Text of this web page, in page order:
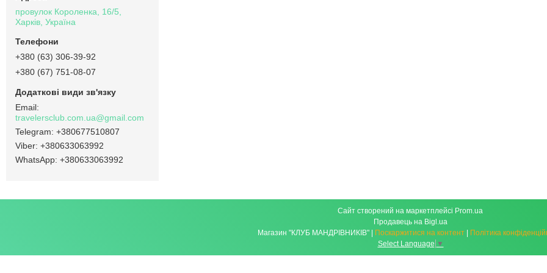
провулок Короленка, 16/5,
Харків, Україна
+380 (63) 306-39-92
+380 (67) 751-08-07
travelersclub.com.ua@gmail.com
+380677510807
+380633063992
+380633063992
Сайт створений на маркетплейсі Prom.ua
Продавець на Bigl.ua
Магазин "КЛУБ МАНДРІВНИКІВ" | Поскаржитися на контент | Політика
Select Language ▼